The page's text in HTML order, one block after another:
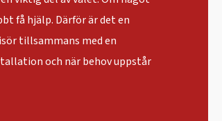
få hjälp. Därför är det en
tillsammans med en
och när behov uppstår